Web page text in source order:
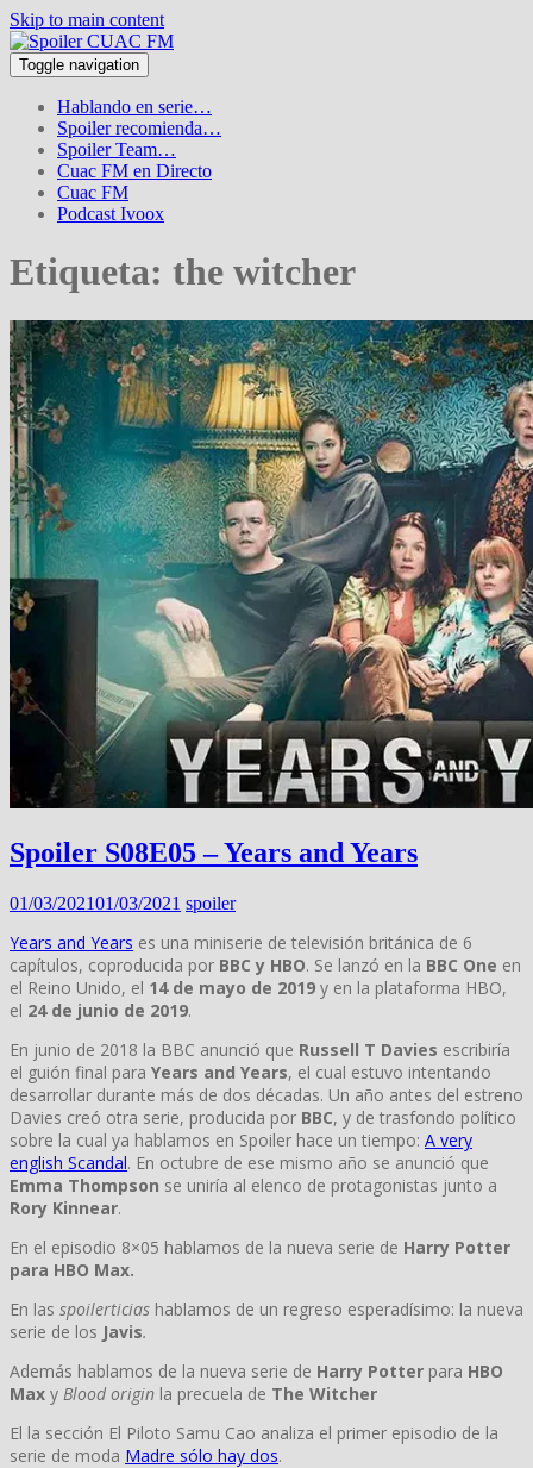
Skip to main content
Toggle navigation
Hablando en serie…
Spoiler recomienda…
Spoiler Team…
Cuac FM en Directo
Cuac FM
Podcast Ivoox
Etiqueta: the witcher
Spoiler S08E05 – Years and Years
01/03/202101/03/2021 spoiler
Years and Years es una miniserie de televisión británica de 6
capítulos, coproducida por BBC y HBO. Se lanzó en la BBC One en
el Reino Unido, el 14 de mayo de 2019 ​ y en la plataforma HBO,
el 24 de junio de 2019.
En junio de 2018 la BBC anunció que Russell T Davies escribiría
el guión final para Years and Years, el cual estuvo intentando
desarrollar durante más de dos décadas. Un año antes del estreno
Davies creó otra serie, producida por BBC, y de trasfondo político
sobre la cual ya hablamos en Spoiler hace un tiempo: A very
english Scandal. En octubre de ese mismo año se anunció que
Emma Thompson se uniría al elenco de protagonistas junto a
Rory Kinnear.
En el episodio 8×05 hablamos de la nueva serie de Harry Potter
para HBO Max.
En las spoilerticias hablamos de un regreso esperadísimo: la nueva
serie de los Javis.
Además hablamos de la nueva serie de Harry Potter para HBO
Max y Blood origin la precuela de The Witcher
El la sección El Piloto Samu Cao analiza el primer episodio de la
serie de moda Madre sólo hay dos.